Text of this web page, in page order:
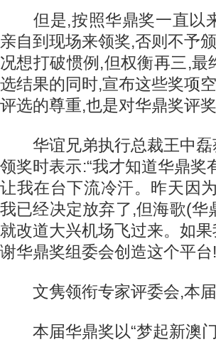
但是,按照华鼎奖一直以
亲自到现场来领奖,否则不予
况想打破惯例,但权衡再三,
选结果的同时,宣布这些奖项
评选的尊重,也是对华鼎奖评奖
华谊兄弟执行总裁王中磊
领奖时表示:“我才知道华鼎
让我在台下流冷汗。昨天因
我已经决定放弃了,但海歌(
就改道大兴机场飞过来。如
谢华鼎奖组委会创造这个平台
文隽领衔专家评委会,本届
本届华鼎奖以“梦起新澳门